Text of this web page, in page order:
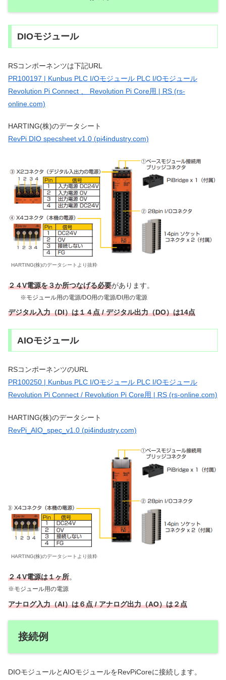
DIOモジュール
RSコンポーネンツは下記URL
PR100197 | Kunbus PLC I/Oモジュール PLC I/Oモジュール
Revolution Pi Connect 、 Revolution Pi Core用 | RS (rs-
online.com)
HARTING(株)のデータシート
RevPi DIO specsheet v1.0 (pi4industry.com)
HARTING(株)のデータシートより抜粋
２４V電源を３か所つなげる必要があります。
※モジュール用の電源/DO用の電源/DI用の電源
デジタル入力（DI）は１４点 / デジタル出力（DO）は14点
AIOモジュール
RSコンポーネンツのURL
PR100250 | Kunbus PLC I/Oモジュール PLC I/Oモジュール
Revolution Pi Connect / Revolution Pi Core用 | RS (rs-online.com)
HARTING(株)のデータシート
RevPi_AIO_spec_v1.0 (pi4industry.com)
HARTING(株)のデータシートより抜粋
２４V電源は１ヶ所。
※モジュール用の電源
アナログ入力（AI）は６点 / アナログ出力（AO）は２点
接続例
DIOモジュールとAIOモジュールをRevPiCoreに接続します。